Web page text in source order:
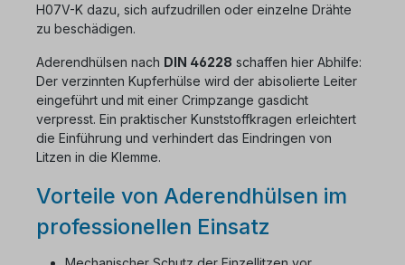
H07V-K dazu, sich aufzudrillen oder einzelne Drähte
zu beschädigen.
Aderendhülsen nach DIN 46228 schaffen hier Abhilfe:
Der verzinnten Kupferhülse wird der abisolierte Leiter
eingeführt und mit einer Crimpzange gasdicht
verpresst. Ein praktischer Kunststoffkragen erleichtert
die Einführung und verhindert das Eindringen von
Litzen in die Klemme.
Vorteile von Aderendhülsen im
professionellen Einsatz